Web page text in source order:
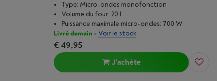
Type: Micro-ondes monofonction
Volume du four: 20 l
Puissance maximale micro-ondes: 700 W
Livré demain - Voir le stock
€ 49,95
J'achète